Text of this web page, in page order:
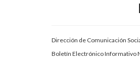
Acreditación Internacional
Dirección de Comunicación
Boletín Electrónico Informativo